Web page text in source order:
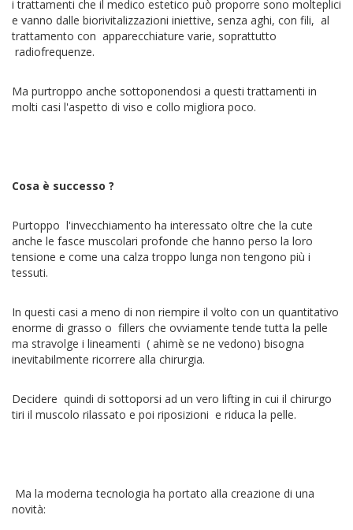
i trattamenti che il medico estetico può proporre sono molteplici
e vanno dalle biorivitalizzazioni iniettive, senza aghi, con fili, al
trattamento con apparecchiature varie, soprattutto
radiofrequenze.
Ma purtroppo anche sottoponendosi a questi trattamenti in
molti casi l'aspetto di viso e collo migliora poco.
Cosa è successo ?
Purtoppo l'invecchiamento ha interessato oltre che la cute
anche le fasce muscolari profonde che hanno perso la loro
tensione e come una calza troppo lunga non tengono più i
tessuti.
In questi casi a meno di non riempire il volto con un quantitativo
enorme di grasso o fillers che ovviamente tende tutta la pelle
ma stravolge i lineamenti ( ahimè se ne vedono) bisogna
inevitabilmente ricorrere alla chirurgia.
Decidere quindi di sottoporsi ad un vero lifting in cui il chirurgo
tiri il muscolo rilassato e poi riposizioni e riduca la pelle.
Ma la moderna tecnologia ha portato alla creazione di una
novità: